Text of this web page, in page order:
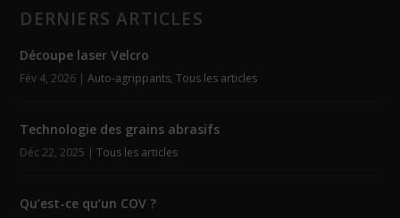
DERNIERS ARTICLES
Découpe laser Velcro
Fév 4, 2026 |Auto-agrippants,Tous les articles
Technologie des grains abrasifs
Déc 22, 2025 |Tous les articles
Qu’est-ce qu’un COV ?